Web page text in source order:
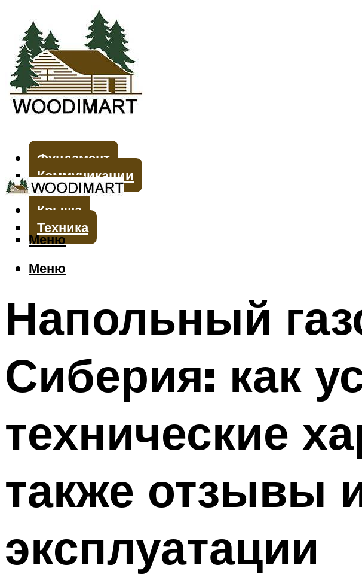
Фундамент
Коммуникации
Стены
Крыша
Техника
Меню
Меню
Напольный
Сиберия: как
технические
также отзывы
эксплуатации